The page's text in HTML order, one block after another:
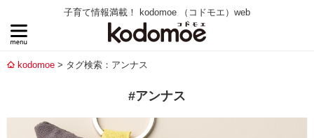
子育て情報満載！ kodomoe （コドモエ）web
kodomoe タグ検索：アンナス
#アンナス